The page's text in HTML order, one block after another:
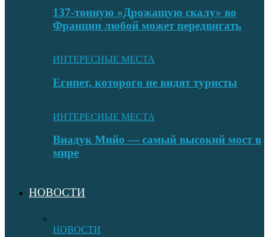
137-тонную «Дрожащую скалу» во
Франции любой может передвигать
ИНТЕРЕСНЫЕ МЕСТА
Египет, которого не видят туристы
ИНТЕРЕСНЫЕ МЕСТА
Виадук Мийо — самый высокий мост в
мире
НОВОСТИ
НОВОСТИ